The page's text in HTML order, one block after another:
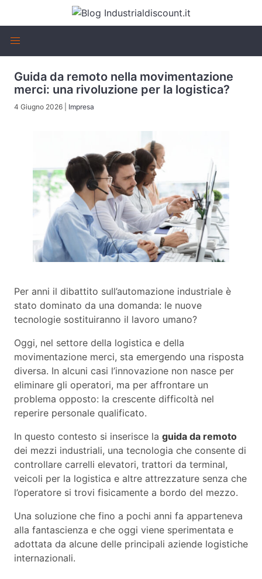
Guida da remoto nella movimentazione
merci: una rivoluzione per la logistica?
4 Giugno 2026 Impresa
Per anni il dibattito sull’automazione industriale è
stato dominato da una domanda: le nuove
tecnologie sostituiranno il lavoro umano?
Oggi, nel settore della logistica e della
movimentazione merci, sta emergendo una risposta
diversa. In alcuni casi l’innovazione non nasce per
eliminare gli operatori, ma per affrontare un
problema opposto: la crescente difficoltà nel
reperire personale qualificato.
In questo contesto si inserisce la guida da remoto
dei mezzi industriali, una tecnologia che consente di
controllare carrelli elevatori, trattori da terminal,
veicoli per la logistica e altre attrezzature senza che
l’operatore si trovi fisicamente a bordo del mezzo.
Una soluzione che fino a pochi anni fa apparteneva
alla fantascienza e che oggi viene sperimentata e
adottata da alcune delle principali aziende logistiche
internazionali.